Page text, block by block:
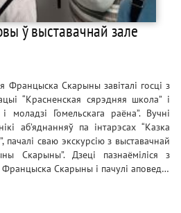
ў выставачнай зале
Францыска Скарыны завіталі госці з
“Красненская сярэдняя школа” і
моладзі Гомельскага раёна”. Вучні
аб’яднанняў па інтарэсах “Казка
пачалі сваю экскурсію з выставачнай
Скарыны”. Дзеці пазнаёміліся з
Францыска Скарыны і пачулі аповед…